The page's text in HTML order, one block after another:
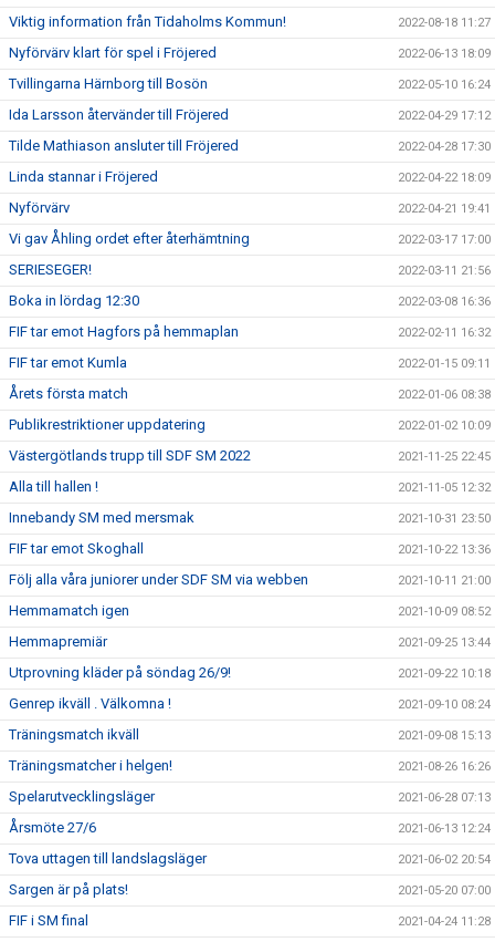
Viktig information från Tidaholms Kommun! 2022-08-18 11:27
Nyförvärv klart för spel i Fröjered 2022-06-13 18:09
Tvillingarna Härnborg till Bosön 2022-05-10 16:24
Ida Larsson återvänder till Fröjered 2022-04-29 17:12
Tilde Mathiason ansluter till Fröjered 2022-04-28 17:30
Linda stannar i Fröjered 2022-04-22 18:09
Nyförvärv 2022-04-21 19:41
Vi gav Åhling ordet efter återhämtning 2022-03-17 17:00
SERIESEGER! 2022-03-11 21:56
Boka in lördag 12:30 2022-03-08 16:36
FIF tar emot Hagfors på hemmaplan 2022-02-11 16:32
FIF tar emot Kumla 2022-01-15 09:11
Årets första match 2022-01-06 08:38
Publikrestriktioner uppdatering 2022-01-02 10:09
Västergötlands trupp till SDF SM 2022 2021-11-25 22:45
Alla till hallen ! 2021-11-05 12:32
Innebandy SM med mersmak 2021-10-31 23:50
FIF tar emot Skoghall 2021-10-22 13:36
Följ alla våra juniorer under SDF SM via webben 2021-10-11 21:00
Hemmamatch igen 2021-10-09 08:52
Hemmapremiär 2021-09-25 13:44
Utprovning kläder på söndag 26/9! 2021-09-22 10:18
Genrep ikväll . Välkomna ! 2021-09-10 08:24
Träningsmatch ikväll 2021-09-08 15:13
Träningsmatcher i helgen! 2021-08-26 16:26
Spelarutvecklingsläger 2021-06-28 07:13
Årsmöte 27/6 2021-06-13 12:24
Tova uttagen till landslagsläger 2021-06-02 20:54
Sargen är på plats! 2021-05-20 07:00
FIF i SM final 2021-04-24 11:28